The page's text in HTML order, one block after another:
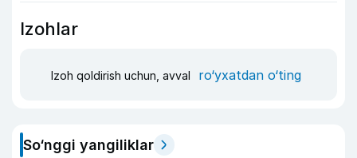
Izohlar
Izoh qoldirish uchun, avval ro‘yxatdan o‘ting
So‘nggi yangiliklar